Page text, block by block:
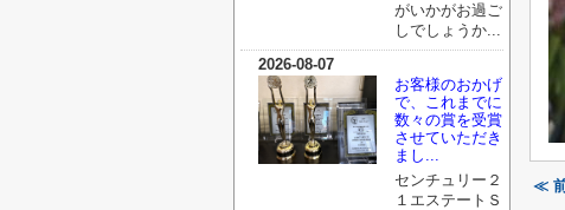
≪
がいかがお過ご
しでしょうか...
2026-08-07
お客様のおかげ
で、これまでに
数々の賞を受賞
させていただき
まし...
センチュリー２
１エステートＳ